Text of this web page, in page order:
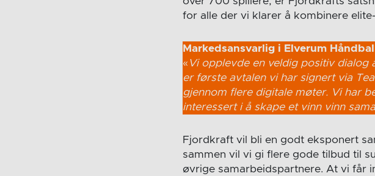
for alle der vi klarer å kombinere
Markedsansvarlig i Elverum
« Vi opplevde en veldig positiv
er første avtalen vi har signert via
gjennom flere digitale møter. Vi har
interessert i å skape et vinn vinn
Fjordkraft vil bli en godt eksponert
sammen vil vi gi flere gode tilbud til
øvrige samarbeidspartnere. At vi får